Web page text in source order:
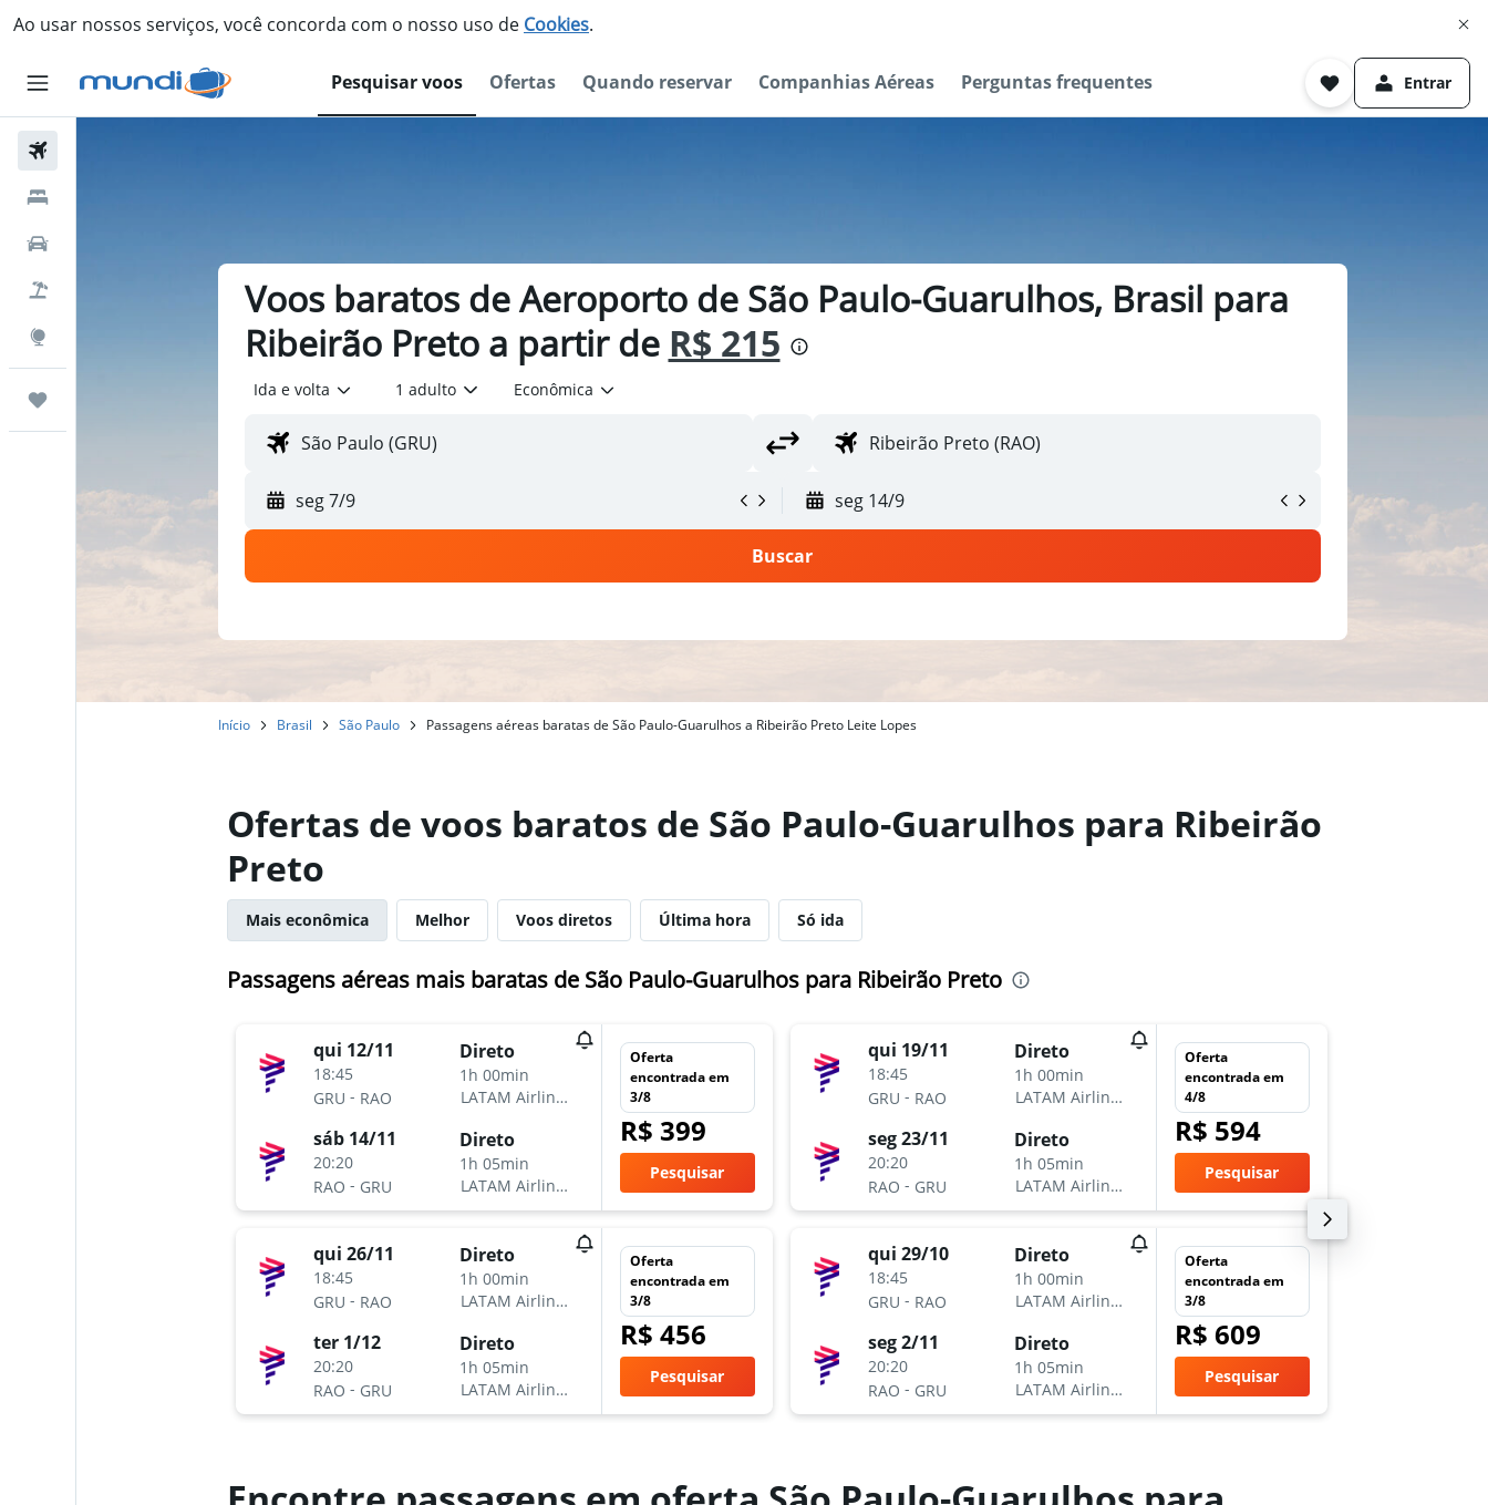
Ao usar nossos serviços, você concorda com o nosso uso de Cookies.
Pesquisar voos Ofertas Quando reservar Companhias Aéreas Perguntas frequentes Entrar
Voos baratos de Aeroporto de São Paulo-Guarulhos, Brasil para
Ribeirão Preto a partir de R$ 215
Ida e volta 1 adulto Econômica
seg 7/9 seg 14/9
Buscar
Início Brasil São Paulo Passagens aéreas baratas de São Paulo-Guarulhos a Ribeirão Preto Leite Lopes
Ofertas de voos baratos de São Paulo-Guarulhos para Ribeirão
Preto
Mais econômica Melhor Voos diretos Última hora Só ida
Passagens aéreas mais baratas de São Paulo-Guarulhos para Ribeirão Preto
qui 12/11
18:45
GRU - RAO
Direto
1h 00min
LATAM Airlines
sáb 14/11
20:20
RAO - GRU
Direto
1h 05min
LATAM Airlines
Oferta
encontrada em
3/8
R$ 399
Pesquisar
qui 26/11
18:45
GRU - RAO
Direto
1h 00min
LATAM Airlines
ter 1/12
20:20
RAO - GRU
Direto
1h 05min
LATAM Airlines
Oferta
encontrada em
3/8
R$ 456
Pesquisar
qui 19/11
18:45
GRU - RAO
Direto
1h 00min
LATAM Airlines
seg 23/11
20:20
RAO - GRU
Direto
1h 05min
LATAM Airlines
Oferta
encontrada em
4/8
R$ 594
Pesquisar
qui 29/10
18:45
GRU - RAO
Direto
1h 00min
LATAM Airlines
seg 2/11
20:20
RAO - GRU
Direto
1h 05min
LATAM Airlines
Oferta
encontrada em
3/8
R$ 609
Pesquisar